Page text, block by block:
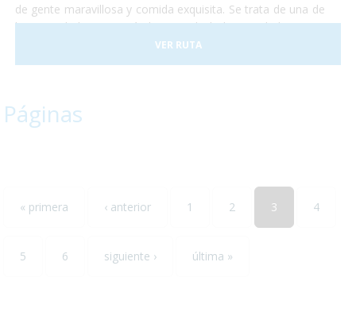
de gente maravillosa y comida exquisita. Se trata de una de
las sociedades con más historia de la humanidad y no te
perderás ni un detalle. No temas conocer un destino que se
saldrá por completo de lo que conocías y aventúrate a
que nos acompañes. ¡Te encantará!
VER RUTA
Páginas
« primera ‹ anterior 1 2 3 4
5 6 siguiente › última »